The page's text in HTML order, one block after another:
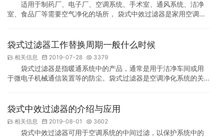
适用于制药厂、电子厂、空调系统、手术室、通风系统、洁净
室、食品厂等需要空气净化的场所， 袋式中效过滤器是家用空调机
处理。产品性能、规格参数符合国家标准。 F6袋式中效过滤器65%
主要由好的不纺布或合成纤维通过生产之后制作，具有…
袋式过滤器工作替换周期一般什么时候
相关信息 2019-07-28 3379
袋式过滤器是指暖通系统中的产品，通常是用于洁净车间或用
于微电子机械通信装置等的防尘。袋式过滤器是空调净化系统的关
力太大，会造成过滤器风量减低，或者过滤器部分被穿透，因而，
滤器，要搞明白袋式过滤器工作替换周期一般什么时候。在过滤器…
袋式中效过滤器的介绍与应用
相关信息 2019-08-01 3602
袋式中效过滤器可用于空调系统的中间过滤，以保护系统中的